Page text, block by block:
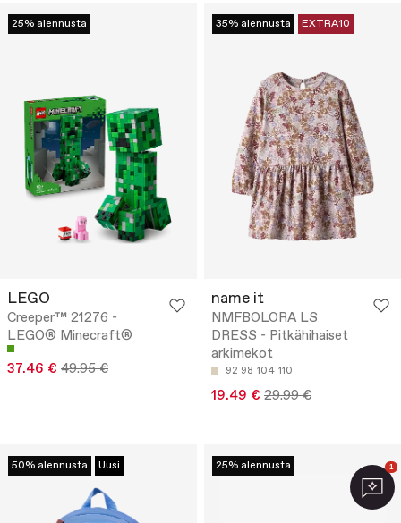
25% alennusta
LEGO
Creeper™ 21276 -
LEGO® Minecraft®
37.46 € 49.95 €
35% alennusta EXTRA10
name it
NMFBOLORA LS
DRESS - Pitkähihaiset
arkimekot
92 98 104 110
19.49 € 29.99 €
50% alennusta Uusi 25% alennusta 1